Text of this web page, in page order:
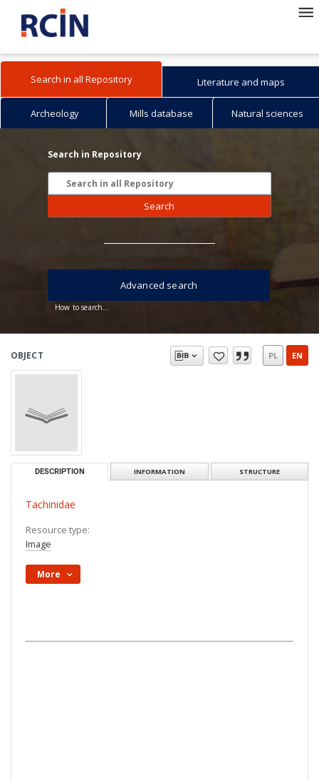
Search in all Repository Literature and maps
Archeology Mills database Natural sciences
Search in Repository
Search
How to search...
Advanced search
OBJECT PL EN
DESCRIPTION INFORMATION STRUCTURE
Tachinidae
Resource type:
Image
More